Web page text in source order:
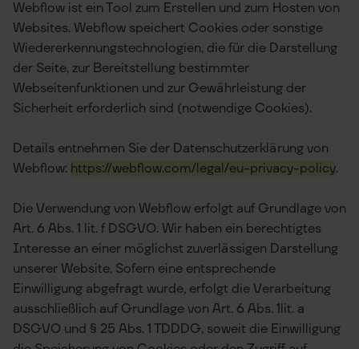
Webflow ist ein Tool zum Erstellen und zum Hosten von
Websites. Webflow speichert Cookies oder sonstige
Wiedererkennungstechnologien, die für die Darstellung
der Seite, zur Bereitstellung bestimmter
Webseitenfunktionen und zur Gewährleistung der
Sicherheit erforderlich sind (notwendige Cookies).
Details entnehmen Sie der Datenschutzerklärung von
Webflow: https://webflow.com/legal/eu-privacy-policy.
Die Verwendung von Webflow erfolgt auf Grundlage von
Art. 6 Abs. 1 lit. f DSGVO. Wir haben ein berechtigtes
Interesse an einer möglichst zuverlässigen Darstellung
unserer Website. Sofern eine entsprechende
Einwilligung abgefragt wurde, erfolgt die Verarbeitung
ausschließlich auf Grundlage von Art. 6 Abs. 1lit. a
DSGVO und § 25 Abs. 1 TDDDG, soweit die Einwilligung